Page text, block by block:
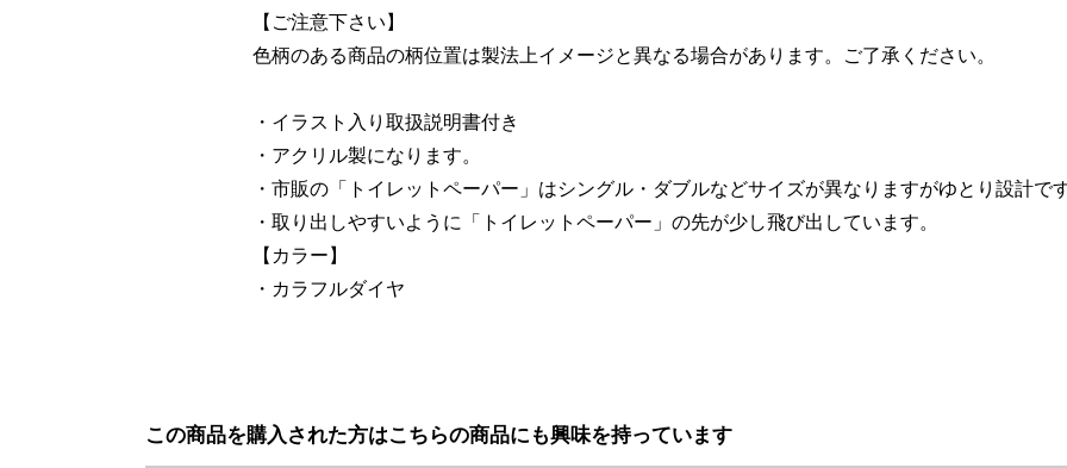
【ご注意下さい】
色柄のある商品の柄位置は製法上イメージと異なる場合があります。ご了承ください。
・イラスト入り取扱説明書付き
・アクリル製になります。
・市販の「トイレットペーパー」はシングル・ダブルなどサイズが異なりますがゆとり設計で
・取り出しやすいように「トイレットペーパー」の先が少し飛び出しています。
【カラー】
・カラフルダイヤ
この商品を購入された方はこちらの商品にも興味を持っています